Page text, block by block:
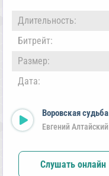
Длительность:
Битрейт:
Размер:
Дата:
Воровская судьба
Евгений Алтайский
Слушать онлайн